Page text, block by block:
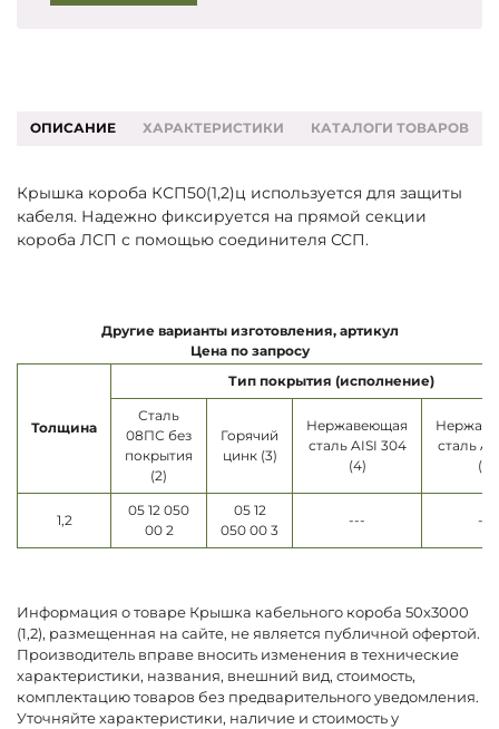
ОПИСАНИЕ ХАРАКТЕРИСТИКИ КАТАЛОГИ ТОВАРОВ
Крышка короба КСП50(1,2)ц используется для защиты
кабеля. Надежно фиксируется на прямой секции
короба ЛСП с помощью соединителя ССП.
Другие варианты изготовления, артикул
Цена по запросу
Толщина
Тип покрытия (исполнение)
Сталь
08ПС без
покрытия
(2)
Горячий
цинк (3)
Нержавеющая
сталь AISI 304
(4)
сталь
(5)
1,2
05 12 050
00 2
05 12
050 00 3
--- ---
Информация о товаре Крышка кабельного короба 50х3000
(1,2), размещенная на сайте, не является публичной офертой.
Производитель вправе вносить изменения в технические
характеристики, названия, внешний вид, стоимость,
комплектацию товаров без предварительного уведомления.
Уточняйте характеристики, наличие и стоимость у